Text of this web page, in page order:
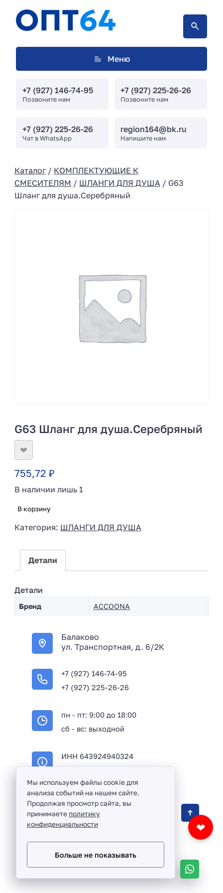
Меню
+7 (927) 146-74-95
Позвоните нам
+7 (927) 225-26-26
Позвоните нам
+7 (927) 225-26-26
Чат в WhatsApp
region164@bk.ru
Напишите нам
Каталог/ КОМПЛЕКТУЮЩИЕ К
СМЕСИТЕЛЯМ / ШЛАНГИ ДЛЯ ДУША / G63
Шланг для душа.Серебряный
G63 Шланг для душа.Серебряный
❤
755,72 ₽
В наличии лишь 1
В корзину
Категория: ШЛАНГИ ДЛЯ ДУША
Детали
Детали
Бренд ACCOONA
Балаково
ул. Транспортная, д. 6/2К
+7 (927) 146-74-95
+7 (927) 225-26-26
пн - пт: 9:00 до 18:00
сб - вс: выходной
ИНН 643924940324
❤
Оптовая продажа сантехники и комплектующих
в Балаково и Саратовской области ©
Разработка сайта и дизайн:revtail.ru
Мы используем файлы cookie для
анализа событий на нашем сайте.
Продолжая просмотр сайта, вы
принимаете политику
конфиденциальности
Больше не показывать